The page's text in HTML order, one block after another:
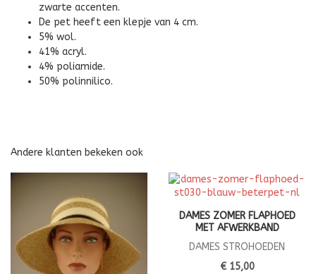
zwarte accenten.
De pet heeft een klepje van 4 cm.
5% wol.
41% acryl.
4% poliamide.
50% polinnilico.
Andere klanten bekeken ook
DAMES ZOMER FLAPHOED
MET AFWERKBAND
DAMES STROHOEDEN
€ 15,00